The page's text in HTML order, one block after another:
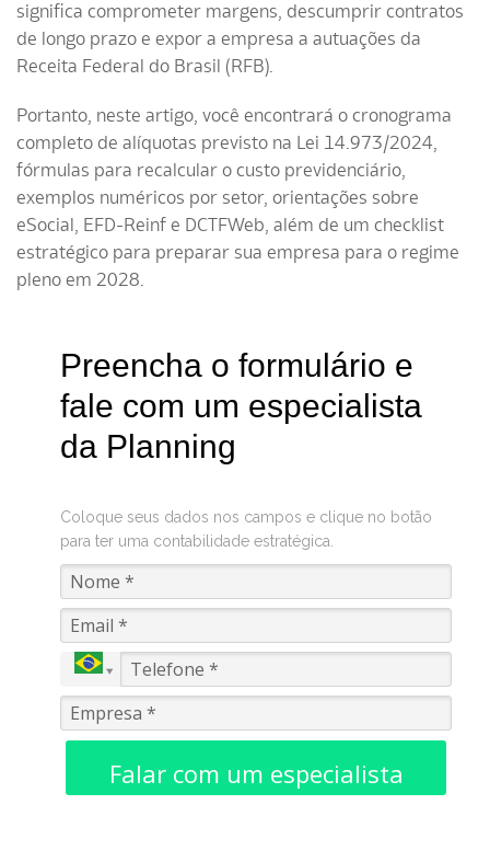
significa comprometer margens, descumprir contratos
de longo prazo e expor a empresa a autuações da
Receita Federal do Brasil (RFB).
Portanto, neste artigo, você encontrará o cronograma
completo de alíquotas previsto na Lei 14.973/2024,
fórmulas para recalcular o custo previdenciário,
exemplos numéricos por setor, orientações sobre
eSocial, EFD-Reinf e DCTFWeb, além de um checklist
estratégico para preparar sua empresa para o regime
pleno em 2028.
Preencha o formulário e
fale com um especialista
da Planning
Coloque seus dados nos campos e clique no botão
para ter uma contabilidade estratégica.
Falar com um especialista